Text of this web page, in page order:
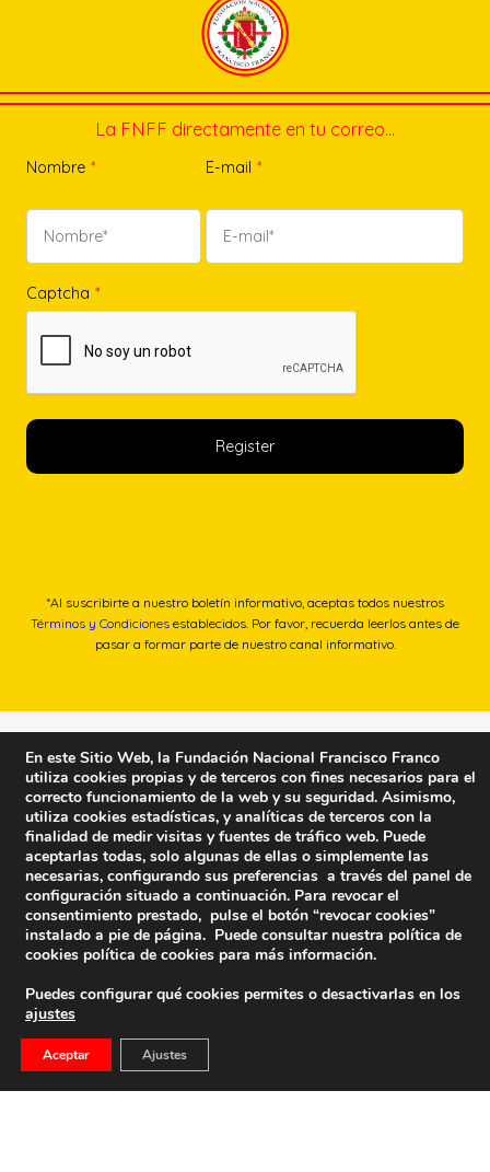
La FNFF directamente en tu correo…
Nombre * E-mail *
Captcha *
*Al suscribirte a nuestro boletín informativo, aceptas todos nuestros
Términos y Condiciones establecidos. Por favor, recuerda leerlos antes de
pasar a formar parte de nuestro canal informativo.
Calle Edgar Neville, 1 -1º Izq
(antes calle General Moscardó)
En este Sitio Web, la Fundación Nacional Francisco Franco
utiliza cookies propias y de terceros con fines necesarios para el
correcto funcionamiento de la web y su seguridad. Asimismo,
utiliza cookies estadísticas, y analíticas de terceros con la
finalidad de medir visitas y fuentes de tráfico web. Puede
aceptarlas todas, solo algunas de ellas o simplemente las
necesarias, configurando sus preferencias a través del panel de
configuración situado a continuación. Para revocar el
consentimiento prestado, pulse el botón “revocar cookies”
instalado a pie de página. Puede consultar nuestra política de
cookies política de cookies para más información.
Puedes configurar qué cookies permites o desactivarlas en los
ajustes
Aceptar Ajustes